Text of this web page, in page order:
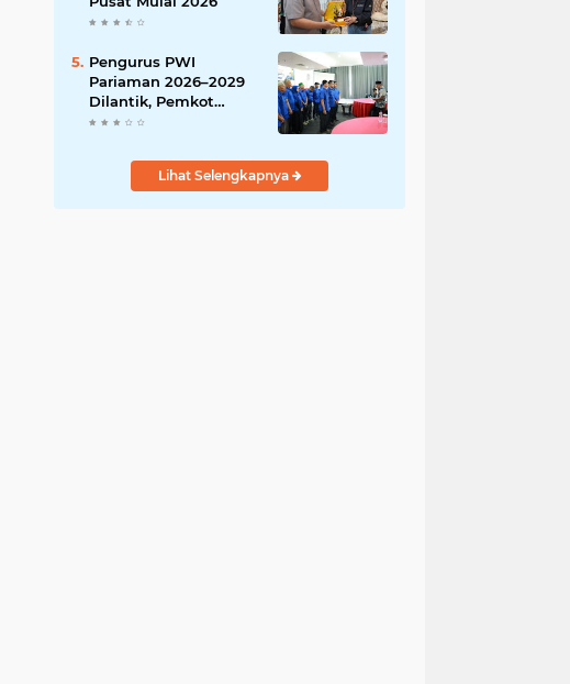
Pengurus PWI
Pariaman 2026–2029
Dilantik, Pemkot
Tekankan Sinergi dan
Lihat Selengkapnya